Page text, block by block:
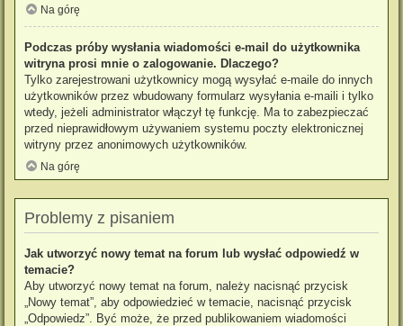
Na górę
Podczas próby wysłania wiadomości e-mail do użytkownika
witryna prosi mnie o zalogowanie. Dlaczego?
Tylko zarejestrowani użytkownicy mogą wysyłać e-maile do innych
użytkowników przez wbudowany formularz wysyłania e-maili i tylko
wtedy, jeżeli administrator włączył tę funkcję. Ma to zabezpieczać
przed nieprawidłowym używaniem systemu poczty elektronicznej
witryny przez anonimowych użytkowników.
Na górę
Problemy z pisaniem
Jak utworzyć nowy temat na forum lub wysłać odpowiedź w
temacie?
Aby utworzyć nowy temat na forum, należy nacisnąć przycisk
„Nowy temat”, aby odpowiedzieć w temacie, nacisnąć przycisk
„Odpowiedz”. Być może, że przed publikowaniem wiadomości